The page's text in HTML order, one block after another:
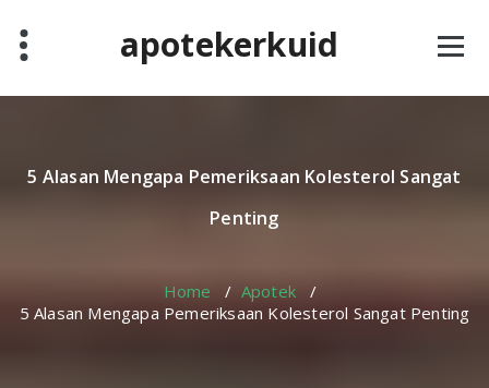
content
apotekerkuid
5 Alasan Mengapa Pemeriksaan Kolesterol Sangat
Penting
Home / Apotek /
5 Alasan Mengapa Pemeriksaan Kolesterol Sangat Penting